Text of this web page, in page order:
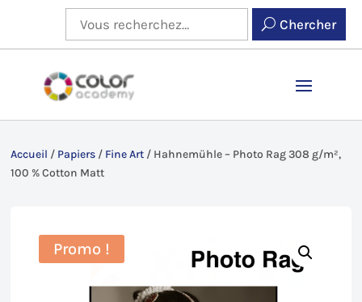
Chercher
Accueil / Papiers / Fine Art / Hahnemühle – Photo Rag 308 g/m²,
100 % Cotton Matt
Promo !